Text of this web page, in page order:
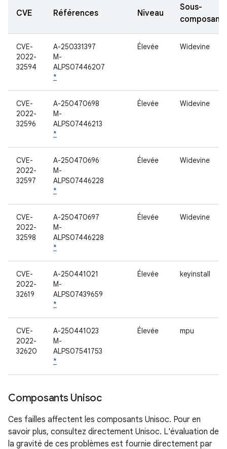
CVE Références Niveau
Sous-
composant
CVE-
2022-
32594
A-250331397
M-
ALPS07446207
*
Élevée Widevine
CVE-
2022-
32596
A-250470698
M-
ALPS07446213
*
Élevée Widevine
CVE-
2022-
32597
A-250470696
M-
ALPS07446228
*
Élevée Widevine
CVE-
2022-
32598
A-250470697
M-
ALPS07446228
*
Élevée Widevine
CVE-
2022-
32619
A-250441021
M-
ALPS07439659
*
Élevée keyinstall
CVE-
2022-
32620
A-250441023
M-
ALPS07541753
*
Élevée mpu
Composants Unisoc
Ces failles affectent les composants Unisoc. Pour en
savoir plus, consultez directement Unisoc. L'évaluation de
la gravité de ces problèmes est fournie directement par